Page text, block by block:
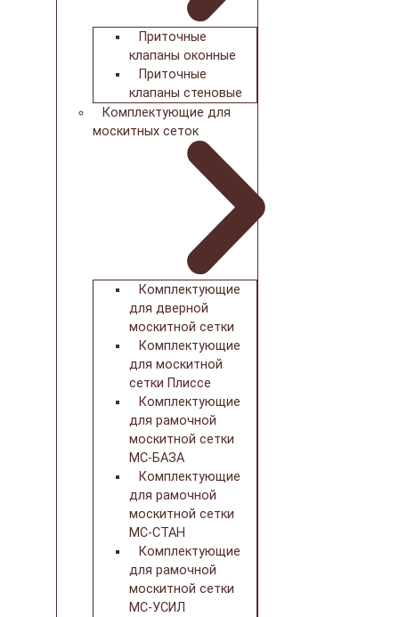
Приточные
клапаны оконные
Приточные
клапаны стеновые
Комплектующие для
москитных сеток
Комплектующие
для дверной
москитной сетки
Комплектующие
для москитной
сетки Плиссе
Комплектующие
для рамочной
москитной сетки
МС-БАЗА
Комплектующие
для рамочной
москитной сетки
МС-СТАН
Комплектующие
для рамочной
москитной сетки
МС-УСИЛ